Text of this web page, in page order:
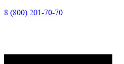
8 (800) 201-70-70